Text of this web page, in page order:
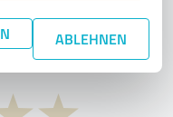
ABLEHNEN
prijs-